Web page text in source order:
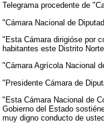
Telegrama procedente de
"Cámara Nacional de
"Esta Cámara dirigióse por
habitantes este Distrito
"Cámara Agrícola Nacional
"Presidente Cámara de
"Esta Cámara Nacional de
Gobierno del Estado
muy digno conducto de